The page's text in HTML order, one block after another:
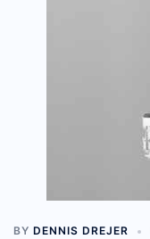
BY DENNIS DREJER